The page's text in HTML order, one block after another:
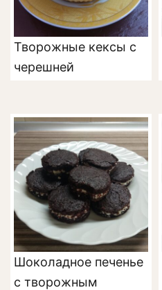
Творожные кексы с
черешней
Шоколадное печенье
с творожным